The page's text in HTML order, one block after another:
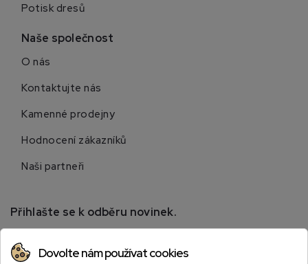
Potisk dresů
Naše společnost
O nás
Kontaktujte nás
Kamenné prodejny
Hodnocení zákazníků
Naši partneři
Přihlašte se k odběru novinek.
speciálních slevách.
Dovolte nám používat cookies